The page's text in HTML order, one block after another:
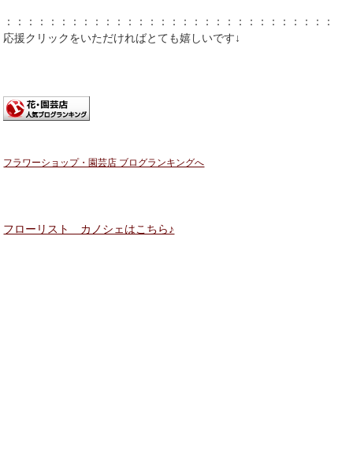
：：：：：：：：：：：：：：：：：：：：：：：：：：：：：：：
応援クリックをいただければとても嬉しいです↓
フラワーショップ・園芸店 ブログランキングへ
フローリスト カノシェはこちら♪